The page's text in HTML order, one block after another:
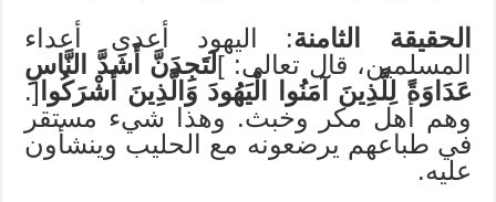
الحقيقة الثامنة: اليهود أعدى أعداء
المسلمين، قال تعالى: ]لَتَجِدَنَّ أَشَدَّ النَّاسِ
عَدَاوَةً لِلَّذِينَ آمَنُوا الْيَهُودَ وَالَّذِينَ أَشْرَكُوا [.
وهم أهل مكر وخبث. وهذا شيء مستقر
في طباعهم يرضعونه مع الحليب وينشأون
عليه.